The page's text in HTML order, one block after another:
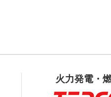
火力発電・